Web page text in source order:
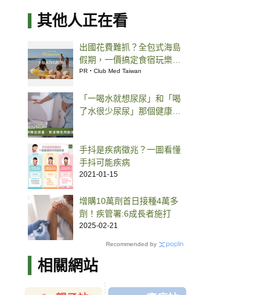
其他人正在看
出國花費難抓？全包式海島
假期，一價搞定食宿玩樂，
省錢更省心！
PR・Club Med Taiwan
「一喝水就想尿尿」和「喝
了水很少尿尿」那個健康？
手抖是疾病徵兆？一圖看懂
手抖可能疾病
2021-01-15
增購10萬劑首日接種4萬多
劑！疾管署:6成長者施打
2025-02-21
Recommended by
相關網站